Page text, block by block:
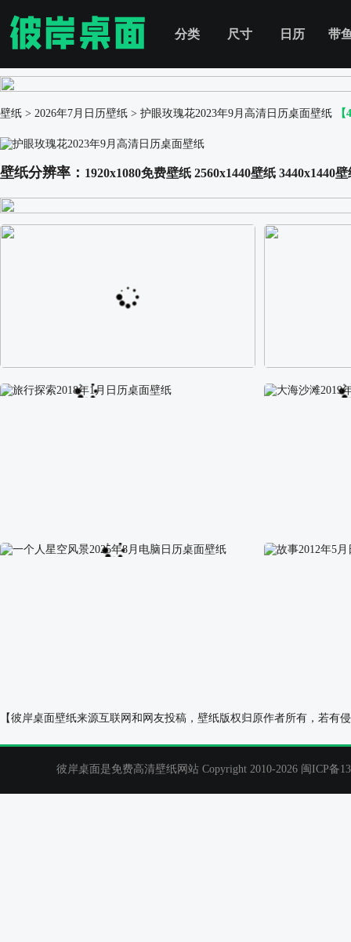
分类 尺寸 日历 带
壁纸 > 2026年7月日历壁纸 > 护眼玫瑰花2023年9月高清日历桌面壁纸
壁纸分辨率： 1920x1080免费壁纸 2560x1440壁纸 3440x1440壁
阿尔卑斯山区自然风景壁纸 校园长发可爱
旅行探索2018年1月日历桌面壁纸 大海沙滩2019
【彼岸桌面壁纸来源互联网和网友投稿，壁纸版权归原作者所有，若
彼岸桌面是免费高清壁纸网站 Copyright 2010-2026 闽ICP备